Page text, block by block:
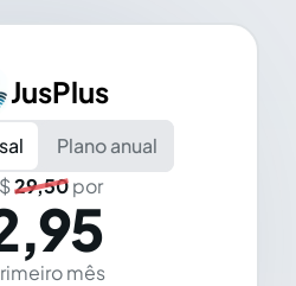
JusPlus
Plano anual
29,50por
mês